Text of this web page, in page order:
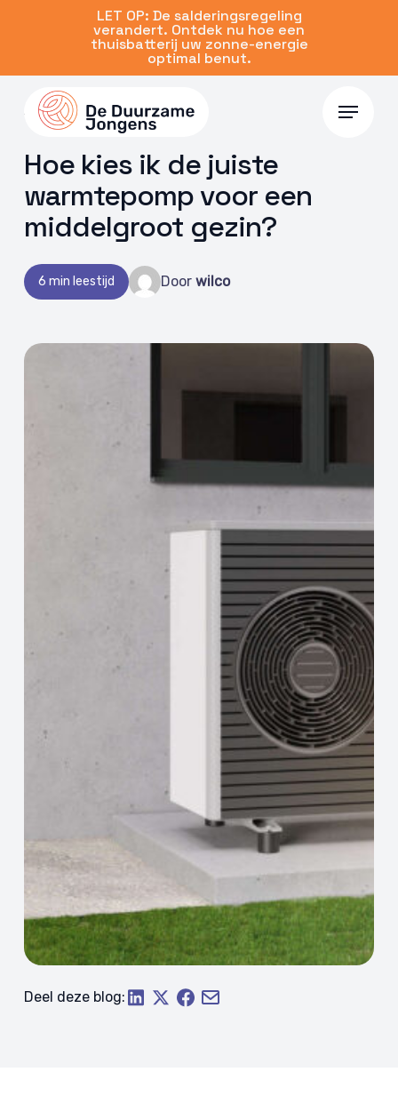
content
LET OP: De salderingsregeling
verandert. Ontdek nu hoe een
thuisbatterij uw zonne-energie
optimal benut.
Menu
18 jun 2026 | Warmtepomp
Hoe kies ik de juiste
warmtepomp voor een
middelgroot gezin?
6 min leestijd Doorwilco
Deel deze blog: